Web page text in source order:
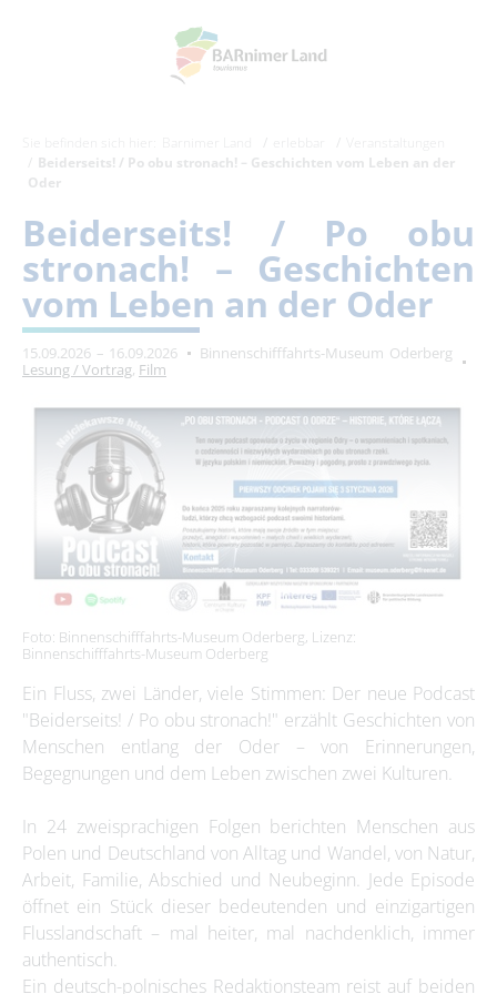
Beiderseits! / Po obu stronach! – Geschichten vom Leben an der
Oder
Beiderseits! / Po obu
stronach! – Geschichten
vom Leben an der Oder
15.09.2026 – 16.09.2026
Binnenschifffahrts-Museum Oderberg
Lesung / Vortrag, Film
Foto: Binnenschifffahrts-Museum Oderberg, Lizenz:
Binnenschifffahrts-Museum Oderberg
Ein Fluss, zwei Länder, viele Stimmen: Der neue Podcast
"Beiderseits! / Po obu stronach!" erzählt Geschichten von
Menschen entlang der Oder – von Erinnerungen,
Begegnungen und dem Leben zwischen zwei Kulturen.
In 24 zweisprachigen Folgen berichten Menschen aus
Polen und Deutschland von Alltag und Wandel, von Natur,
Arbeit, Familie, Abschied und Neubeginn. Jede Episode
öffnet ein Stück dieser bedeutenden und einzigartigen
Flusslandschaft – mal heiter, mal nachdenklich, immer
authentisch.
Ein deutsch-polnisches Redaktionsteam reist auf beiden